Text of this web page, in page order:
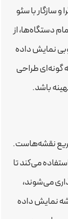
سازگار با سئو
دستگاه‌ها، از
نمایش داده
گونه‌ای طراحی
باشد.
سریع نقشه‌هاست.
می‌کند تا
می‌شوند،
نمایش داده